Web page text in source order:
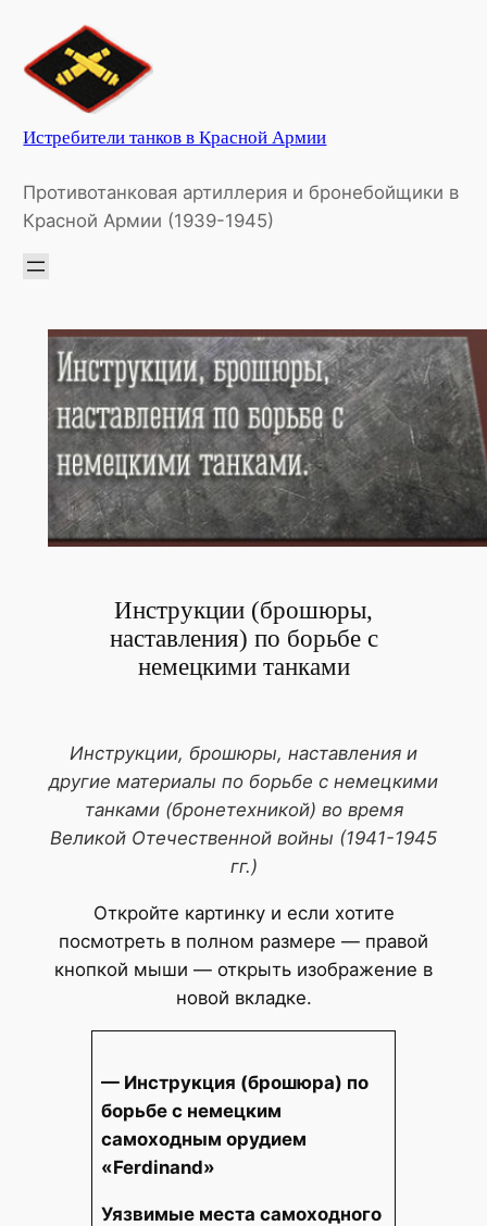
Перейти
содержимому
Истребители танков в Красной Армии
Противотанковая артиллерия и бронебойщики в
Красной Армии (1939-1945)
Инструкции (брошюры,
наставления) по борьбе с
немецкими танками
Инструкции, брошюры, наставления и
другие материалы по борьбе с немецкими
танками (бронетехникой) во время
Великой Отечественной войны (1941-1945
гг.)
Откройте картинку и если хотите
посмотреть в полном размере — правой
кнопкой мыши — открыть изображение в
новой вкладке.
— Инструкция (брошюра) по
борьбе с немецким
самоходным орудием
«Ferdinand»
Уязвимые места самоходного